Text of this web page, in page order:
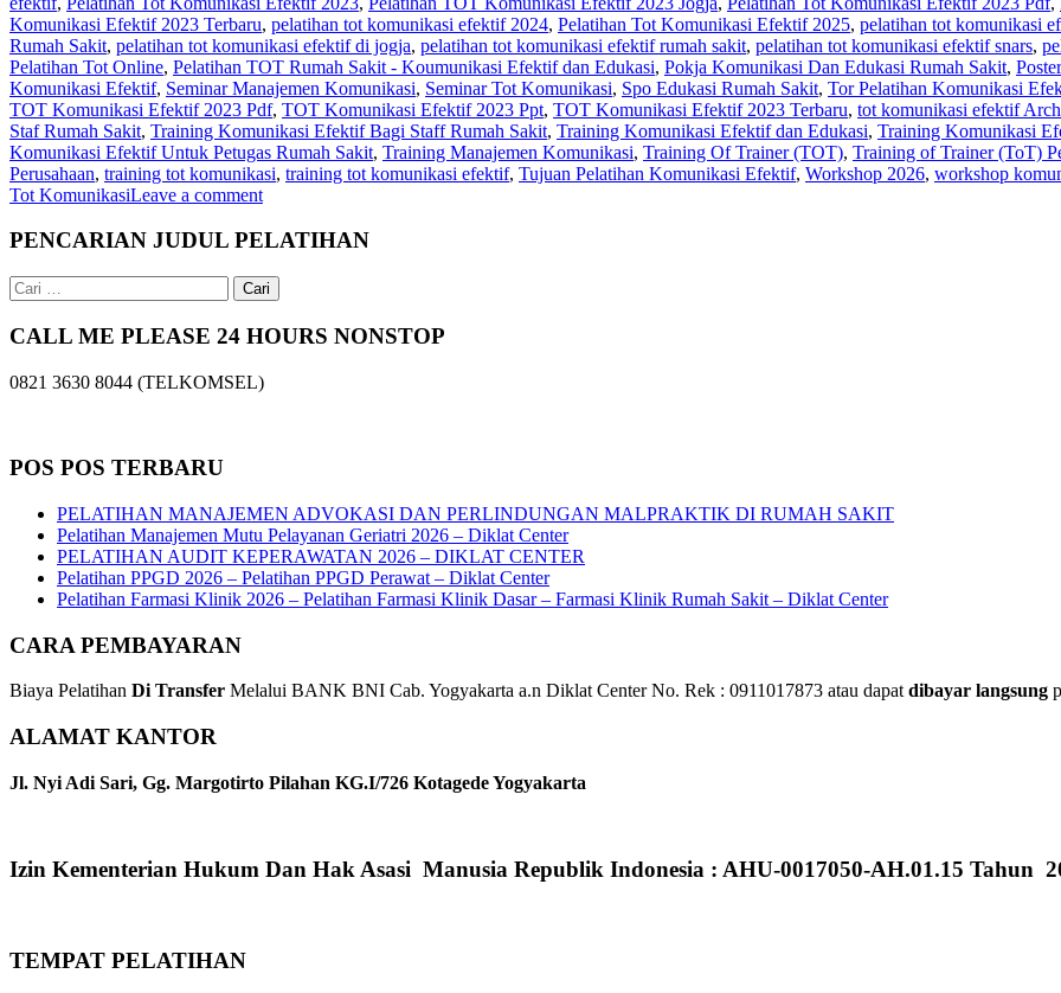
Komunikasi Efektif 2023 Terbaru, pelatihan tot komunikasi efektif 2024, Pelatihan Tot Komunikasi Efektif 2025, pelatihan tot komunikasi
Rumah Sakit, pelatihan tot komunikasi efektif di jogja, pelatihan tot komunikasi efektif rumah sakit, pelatihan tot komunikasi efektif snars,
Pelatihan Tot Online, Pelatihan TOT Rumah Sakit - Koumunikasi Efektif dan Edukasi, Pokja Komunikasi Dan Edukasi Rumah Sakit,
Komunikasi Efektif, Seminar Manajemen Komunikasi, Seminar Tot Komunikasi, Spo Edukasi Rumah Sakit, Tor Pelatihan Komunikasi
TOT Komunikasi Efektif 2023 Pdf, TOT Komunikasi Efektif 2023 Ppt, TOT Komunikasi Efektif 2023 Terbaru, tot komunikasi efektif
Staf Rumah Sakit, Training Komunikasi Efektif Bagi Staff Rumah Sakit, Training Komunikasi Efektif dan Edukasi, Training Komunikasi
Komunikasi Efektif Untuk Petugas Rumah Sakit, Training Manajemen Komunikasi, Training Of Trainer (TOT), Training of Trainer (ToT)
Perusahaan, training tot komunikasi, training tot komunikasi efektif, Tujuan Pelatihan Komunikasi Efektif, Workshop 2026, workshop
Tot KomunikasiLeave a comment
PENCARIAN JUDUL PELATIHAN
Cari
untuk:
CALL ME PLEASE 24 HOURS NONSTOP
0821 3630 8044 (TELKOMSEL)
POS POS TERBARU
PELATIHAN MANAJEMEN ADVOKASI DAN PERLINDUNGAN MALPRAKTIK DI RUMAH SAKIT
Pelatihan Manajemen Mutu Pelayanan Geriatri 2026 – Diklat Center
PELATIHAN AUDIT KEPERAWATAN 2026 – DIKLAT CENTER
Pelatihan PPGD 2026 – Pelatihan PPGD Perawat – Diklat Center
Pelatihan Farmasi Klinik 2026 – Pelatihan Farmasi Klinik Dasar – Farmasi Klinik Rumah Sakit – Diklat Center
CARA PEMBAYARAN
Biaya Pelatihan Di Transfer Melalui BANK BNI Cab. Yogyakarta a.n Diklat Center No. Rek : 0911017873 atau dapatdibayar langsung
ALAMAT KANTOR
Jl. Nyi Adi Sari, Gg. Margotirto Pilahan KG.I/726 Kotagede Yogyakarta
Izin Kementerian Hukum Dan Hak Asasi Manusia Republik Indonesia : AHU-0017050-AH.01.15 Tahun
TEMPAT PELATIHAN